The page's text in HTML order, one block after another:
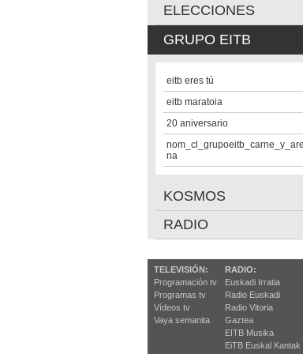
ELECCIONES
GRUPO EITB
eitb eres tú
eitb maratoia
20 aniversario
nom_cl_grupoeitb_carne_y_are
na
KOSMOS
RADIO
TELEVISIÓN:
Programación tv
Programas tv
Vídeos tv
Vaya semanita
RADIO:
Euskadi Irratia
Radio Euskadi
Radio Vitoria
Gaztea
EITB Musika
EiTB Euskal Kantak